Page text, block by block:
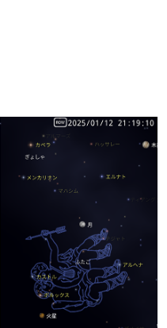
のころ南に見え、深夜に沈む）
付は赤道座標系（黄道座標系で
4月21日）
～深夜
接近5月5日ごろ
方～深夜